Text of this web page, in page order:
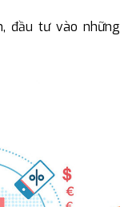
đầu tư vào những